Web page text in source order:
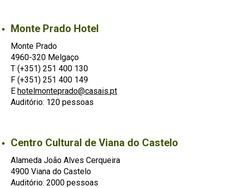
Monte Prado Hotel
Monte Prado
4960-320 Melgaço
T (+351) 251 400 130
F (+351) 251 400 149
Ehotelmonteprado@casais.pt
Auditório: 120 pessoas
Centro Cultural de Viana do Castelo
Alameda João Alves Cerqueira
4900 Viana do Castelo
Auditório: 2000 pessoas